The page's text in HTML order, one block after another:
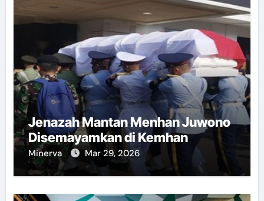
Jenazah Mantan Menhan Juwono
Disemayamkan di Kemhan
Minerva Mar 29, 2026